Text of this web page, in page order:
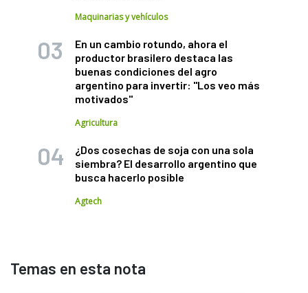
Maquinarias y vehículos
En un cambio rotundo, ahora el
productor brasilero destaca las
buenas condiciones del agro
argentino para invertir: "Los veo más
motivados"
Agricultura
¿Dos cosechas de soja con una sola
siembra? El desarrollo argentino que
busca hacerlo posible
Agtech
Temas en esta nota